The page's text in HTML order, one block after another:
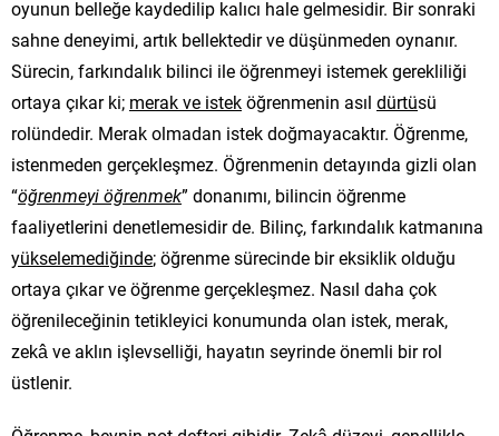
oyunun belleğe kaydedilip kalıcı hale gelmesidir. Bir sonraki
sahne deneyimi, artık bellektedir ve düşünmeden oynanır.
Sürecin, farkındalık bilinci ile öğrenmeyi istemek gerekliliği
ortaya çıkar ki; merak ve isteköğrenmenin asıl dürtüsü
rolündedir. Merak olmadan istek doğmayacaktır. Öğrenme,
istenmeden gerçekleşmez. Öğrenmenin detayında gizli olan
“öğrenmeyi öğrenmek” donanımı, bilincin öğrenme
faaliyetlerini denetlemesidir de. Bilinç, farkındalık katmanına
yükselemediğinde; öğrenme sürecinde bir eksiklik olduğu
ortaya çıkar ve öğrenme gerçekleşmez. Nasıl daha çok
öğrenileceğinin tetikleyici konumunda olan istek, merak,
zekâ ve aklın işlevselliği, hayatın seyrinde önemli bir rol
üstlenir.